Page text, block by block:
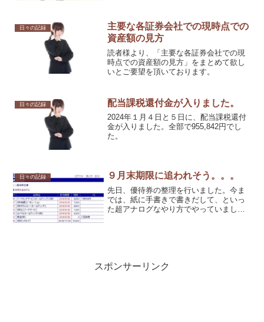
日々の記録
主要な各証券会社での現時点での
資産額の見方
読者様より、「主要な各証券会社での現
時点での資産額の見方」をまとめて欲し
いとご要望を頂いております。
日々の記録 配当課税還付金が入りました。
2024年１月４日と５日に、配当課税還付
金が入りました。全部で955,842円でし
た。
日々の記録 ９月末期限に追われそう。。。
先日、優待券の整理を行いました。今ま
では、紙に手書きで書きだして、といっ
た超アナログなやり方でやっていまし
スポンサーリンク